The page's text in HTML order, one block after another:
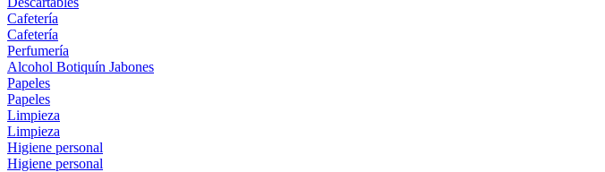
Cafetería
Cafetería
Perfumería
Alcohol Botiquín Jabones
Papeles
Papeles
Limpieza
Limpieza
Higiene personal
Higiene personal